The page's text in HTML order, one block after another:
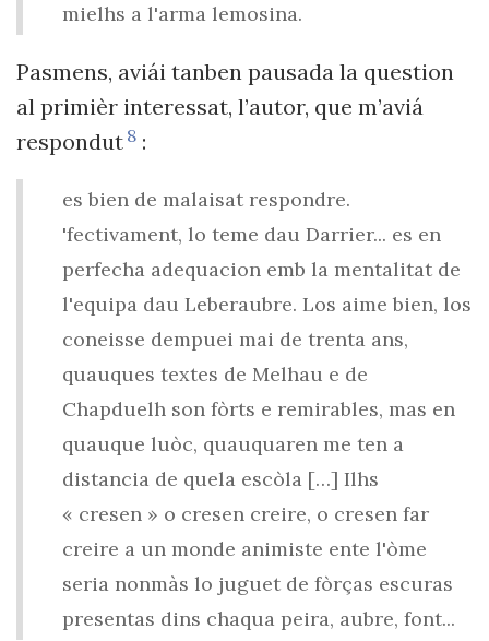
mielhs a l'arma lemosina.
Pasmens, aviái tanben pausada la question
al primièr interessat, l’autor, que m’aviá
respondut 8 :
es bien de malaisat respondre.
'fectivament, lo teme dau Darrier... es en
perfecha adequacion emb la mentalitat de
l'equipa dau Leberaubre. Los aime bien, los
coneisse dempuei mai de trenta ans,
quauques textes de Melhau e de
Chapduelh son fòrts e remirables, mas en
quauque luòc, quauquaren me ten a
distancia de quela escòla […] Ilhs
« cresen » o cresen creire, o cresen far
creire a un monde animiste ente l'òme
seria nonmàs lo juguet de fòrças escuras
presentas dins chaqua peira, aubre, font...